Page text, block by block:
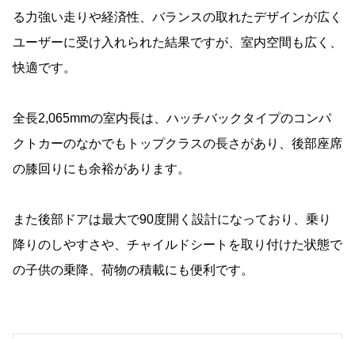
る力強い走りや経済性、バランスの取れたデザインが広く
ユーザーに受け入れられた結果ですが、室内空間も広く、
快適です。
全長2,065mmの室内長は、ハッチバックタイプのコンパ
クトカーのなかでもトップクラスの長さがあり、後部座席
の膝回りにも余裕があります。
また後部ドアは最大で90度開く設計になっており、乗り
降りのしやすさや、チャイルドシートを取り付けた状態で
の子供の乗降、荷物の積載にも便利です。